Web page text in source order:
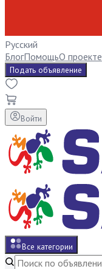
Русский
БлогПомощьО проекте
Подать объявление
Войти
Все категории